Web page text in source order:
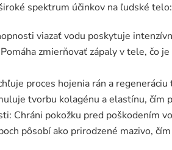
spektrum účinkov na ľudské telo:
viazať vodu poskytuje
zmierňovať zápaly v tele, čo
proces hojenia rán a regeneráciu
tvorbu kolagénu a elastínu, čím
Chráni pokožku pred poškodením
pôsobí ako prirodzené mazivo,